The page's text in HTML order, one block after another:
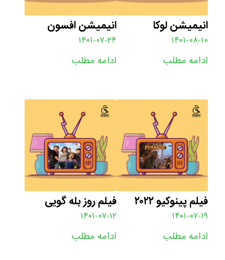
انیمیشن لوکا
۱۴۰۱-۰۸-۱۰
ادامه مطلب
انیمیشن افسون
۱۴۰۱-۰۷-۲۴
ادامه مطلب
فیلم پینوکیو ۲۰۲۲
۱۴۰۱-۰۷-۱۹
ادامه مطلب
فیلم روز بله گویی
۱۴۰۱-۰۷-۱۲
ادامه مطلب